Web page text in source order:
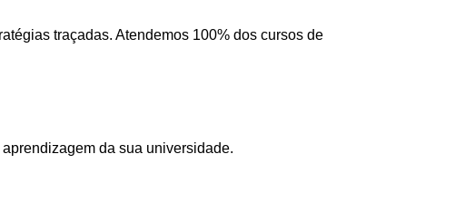
traçadas. Atendemos 100% dos cursos de
da sua universidade.